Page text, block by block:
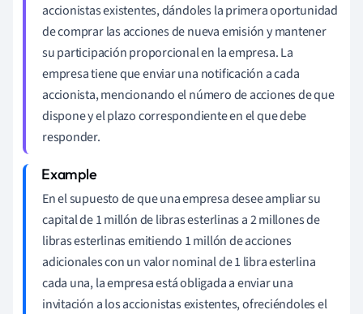
accionistas existentes, dándoles la primera oportunidad
de comprar las acciones de nueva emisión y mantener
su participación proporcional en la empresa. La
empresa tiene que enviar una notificación a cada
accionista, mencionando el número de acciones de que
dispone y el plazo correspondiente en el que debe
responder.
En el supuesto de que una empresa desee ampliar su
capital de 1 millón de libras esterlinas a 2 millones de
libras esterlinas emitiendo 1 millón de acciones
adicionales con un valor nominal de 1 libra esterlina
cada una, la empresa está obligada a enviar una
invitación a los accionistas existentes, ofreciéndoles el